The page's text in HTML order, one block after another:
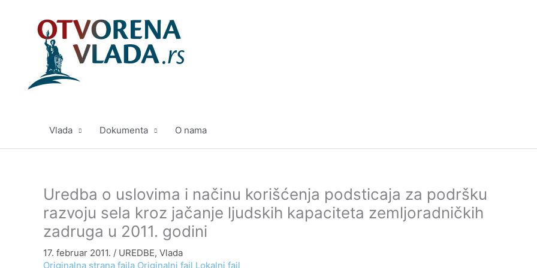
Vlada Dokumenta O nama
Uredba o uslovima i načinu korišćenja podsticaja za podršku
razvoju sela kroz jačanje ljudskih kapaciteta zemljoradničkih
zadruga u 2011. godini
17. februar 2011. / UREDBE, Vlada
Originalna strana fajla Originalni fajl Lokalni fajl